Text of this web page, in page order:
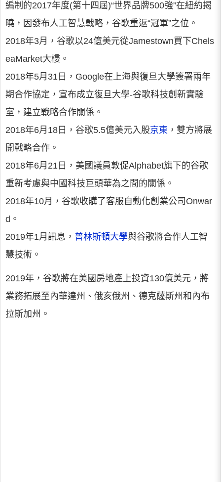
編制的2017年度(第十四屆)“世界品牌500強”在紐約揭
曉，因發布人工智慧戰略，谷歌重返“冠軍”之位。
2018年3月，谷歌以24億美元從Jamestown買下Chels
eaMarket大樓。
2018年5月31日，Google在上海與復旦大學簽署兩年
期合作協定，宣布成立復旦大學-谷歌科技創新實驗
室，建立戰略合作關係。
2018年6月18日，谷歌5.5億美元入股京東 ，雙方將展
開戰略合作。
2018年6月21日，美國議員敦促Alphabet旗下的谷歌
重新考慮與中國科技巨頭華為之間的關係。
2018年10月，谷歌收購了客服自動化創業公司Onwar
d。
2019年1月訊息， 普林斯頓大學與谷歌將合作人工智
慧技術。
2019年，谷歌將在美國房地產上投資130億美元，將
業務拓展至內華達州、俄亥俄州、德克薩斯州和內布
拉斯加州。